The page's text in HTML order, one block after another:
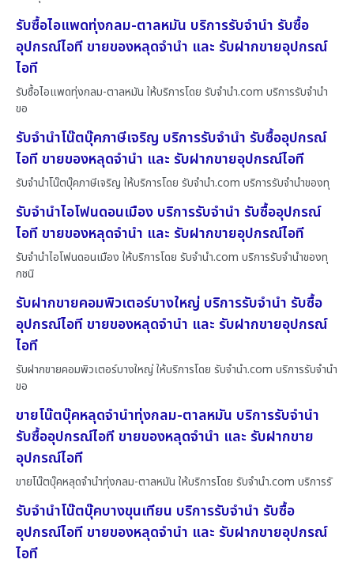
รับซื้อไอแพดทุ่งกลม-ตาลหมัน บริการรับจำนำ รับซื้อ
อุปกรณ์ไอที ขายของหลุดจำนำ และ รับฝากขายอุปกรณ์
ไอที
รับซื้อไอแพดทุ่งกลม-ตาลหมัน ให้บริการโดย รับจํานํา.com บริการรับจำนำ
ขอ
รับจำนำโน๊ตบุ๊คภาษีเจริญ บริการรับจำนำ รับซื้ออุปกรณ์
ไอที ขายของหลุดจำนำ และ รับฝากขายอุปกรณ์ไอที
รับจำนำโน๊ตบุ๊คภาษีเจริญ ให้บริการโดย รับจํานํา.com บริการรับจำนำของทุ
รับจำนำไอโฟนดอนเมือง บริการรับจำนำ รับซื้ออุปกรณ์
ไอที ขายของหลุดจำนำ และ รับฝากขายอุปกรณ์ไอที
รับจำนำไอโฟนดอนเมือง ให้บริการโดย รับจํานํา.com บริการรับจำนำของทุ
กชนิ
รับฝากขายคอมพิวเตอร์บางใหญ่ บริการรับจำนำ รับซื้อ
อุปกรณ์ไอที ขายของหลุดจำนำ และ รับฝากขายอุปกรณ์
ไอที
รับฝากขายคอมพิวเตอร์บางใหญ่ ให้บริการโดย รับจํานํา.com บริการรับจำนำ
ขอ
ขายโน๊ตบุ๊คหลุดจำนำทุ่งกลม-ตาลหมัน บริการรับจำนำ
รับซื้ออุปกรณ์ไอที ขายของหลุดจำนำ และ รับฝากขาย
อุปกรณ์ไอที
ขายโน๊ตบุ๊คหลุดจำนำทุ่งกลม-ตาลหมัน ให้บริการโดย รับจํานํา.com บริการรั
รับจำนำโน๊ตบุ๊คบางขุนเทียน บริการรับจำนำ รับซื้อ
อุปกรณ์ไอที ขายของหลุดจำนำ และ รับฝากขายอุปกรณ์
ไอที